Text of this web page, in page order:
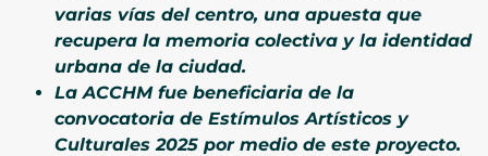
varias vías del centro, una apuesta que
recupera la memoria colectiva y la identidad
urbana de la ciudad.
La ACCHM fue beneficiaria de la
convocatoria de Estímulos Artísticos y
Culturales 2025 por medio de este proyecto.